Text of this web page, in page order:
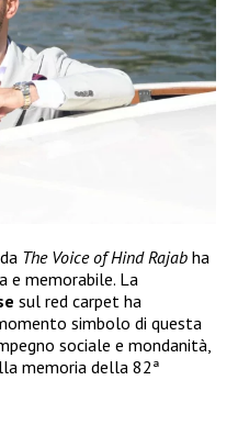
The Voice of Hind Rajab ha
e memorabile. La
sul red carpet ha
simbolo di questa
sociale e mondanità,
memoria della 82ª